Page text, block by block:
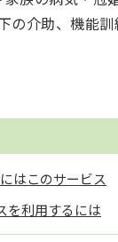
の介助、機能
はこのサービス
を利用するには